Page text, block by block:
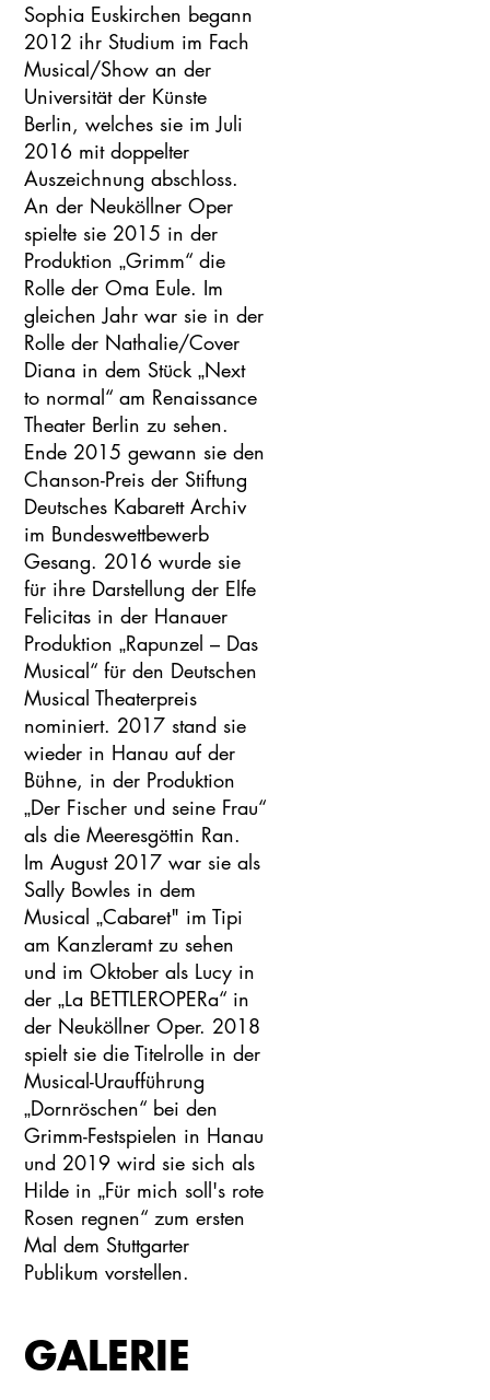
Sophia Euskirchen begann
2012 ihr Studium im Fach
Musical/Show an der
Universität der Künste
Berlin, welches sie im Juli
2016 mit doppelter
Auszeichnung abschloss.
An der Neuköllner Oper
spielte sie 2015 in der
Produktion „Grimm“ die
Rolle der Oma Eule. Im
gleichen Jahr war sie in der
Rolle der Nathalie/Cover
Diana in dem Stück „Next
to normal“ am Renaissance
Theater Berlin zu sehen.
Ende 2015 gewann sie den
Chanson-Preis der Stiftung
Deutsches Kabarett Archiv
im Bundeswettbewerb
Gesang. 2016 wurde sie
für ihre Darstellung der Elfe
Felicitas in der Hanauer
Produktion „Rapunzel – Das
Musical“ für den Deutschen
Musical Theaterpreis
nominiert. 2017 stand sie
wieder in Hanau auf der
Bühne, in der Produktion
„Der Fischer und seine Frau“
als die Meeresgöttin Ran.
Im August 2017 war sie als
Sally Bowles in dem
Musical „Cabaret" im Tipi
am Kanzleramt zu sehen
und im Oktober als Lucy in
der „La BETTLEROPERa“ in
der Neuköllner Oper. 2018
spielt sie die Titelrolle in der
Musical-Uraufführung
„Dornröschen“ bei den
Grimm-Festspielen in Hanau
und 2019 wird sie sich als
Hilde in „Für mich soll's rote
Rosen regnen“ zum ersten
Mal dem Stuttgarter
Publikum vorstellen.
GALERIE